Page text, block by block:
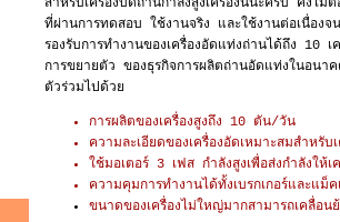
สำหรับเครื่องบดถ่านกำลังสูงเครื่องนี้นะครับ คงไ
ที่ผ่านการทดสอบ ใช้งานจริง และใช้งานต่อเนื่อง
รองรับการทำงานของเครื่องอัดแท่งถ่านได้ถึง 10 เ
การขยายตัว ของธุรกิจการผลิตถ่านอัดแท่งในอนา
ตัวร่วมไปด้วย
การผลิตของเครื่องสูงถึง 10 ตัน/วัน
ความละเอียดของเครื่องอัดเหมาะสมสำหรับ
ใช้มอเตอร์ 3 เฟส กำลังสูงเพื่อส่งกำลังให้เ
ความคุมการทำงานได้ทั้งเบรกเกอร์และแม็
ขนาดของเครื่องไม่ใหญ่มากสามารถเคลื่อน